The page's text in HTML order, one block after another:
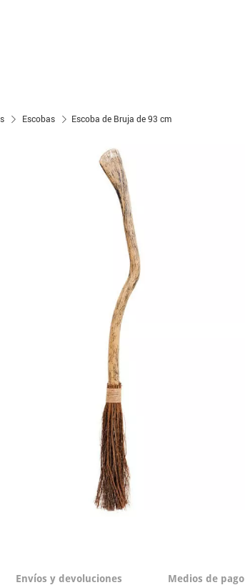
Escobas Escoba de Bruja de 93 cm
Envíos y devoluciones Medios de pago